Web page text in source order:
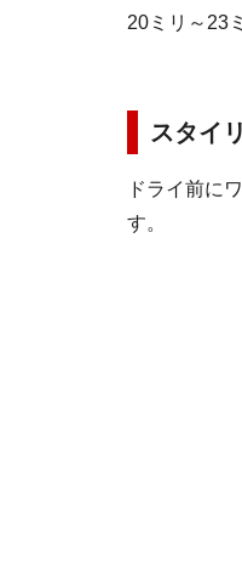
20ミリ～23
スタイ
ドライ前に
す。